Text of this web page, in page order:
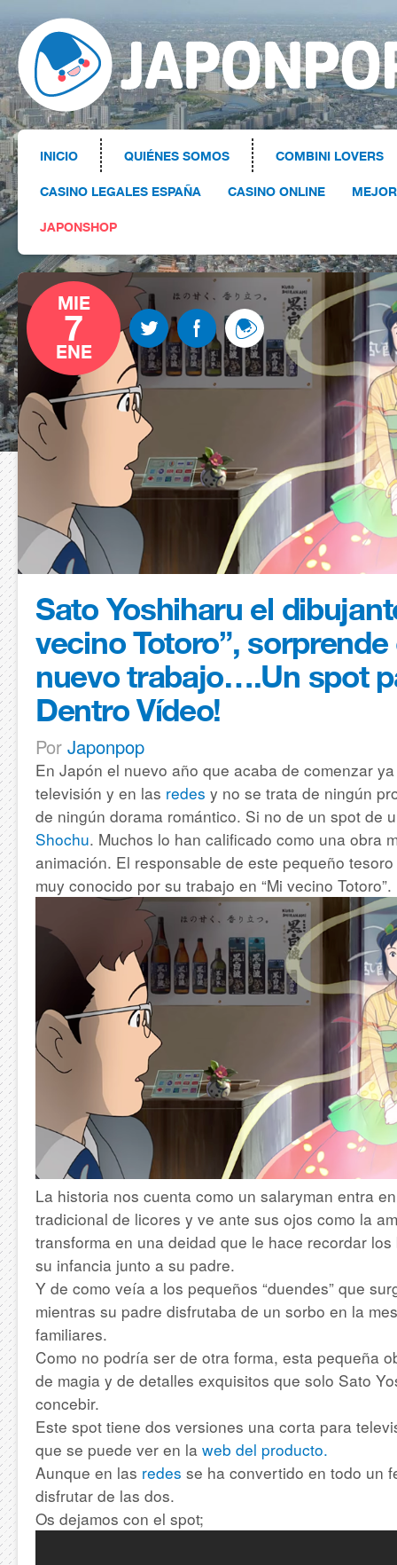
INICIO QUIÉNES SOMOS COMBINI LOVERS
CASINO LEGALES ESPAÑA CASINO ONLINE
JAPONSHOP
MIE
7
ENE
Sato Yoshiharu el
vecino Totoro”,
nuevo trabajo….Un spot
Dentro Vídeo!
Por Japonpop
En Japón el nuevo año que acaba de comenzar
televisión y en las redes y no se trata de ningún
de ningún dorama romántico. Si no de un spot de
Shochu. Muchos lo han calificado como una obra
animación. El responsable de este pequeño
muy conocido por su trabajo en “Mi vecino Totoro”.
La historia nos cuenta como un salaryman entra
tradicional de licores y ve ante sus ojos como la
transforma en una deidad que le hace recordar
su infancia junto a su padre.
Y de como veía a los pequeños “duendes” que
mientras su padre disfrutaba de un sorbo en la
familiares.
Como no podría ser de otra forma, esta pequeña
de magia y de detalles exquisitos que solo Sato
concebir.
Este spot tiene dos versiones una corta para
que se puede ver en la web del producto.
Aunque en las redes se ha convertido en todo un
disfrutar de las dos.
Os dejamos con el spot;